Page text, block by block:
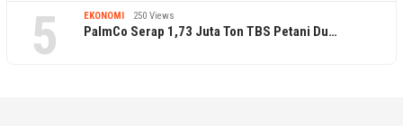
5 EKONOMI 250 Views
PalmCo Serap 1,73 Juta Ton TBS Petani Du…